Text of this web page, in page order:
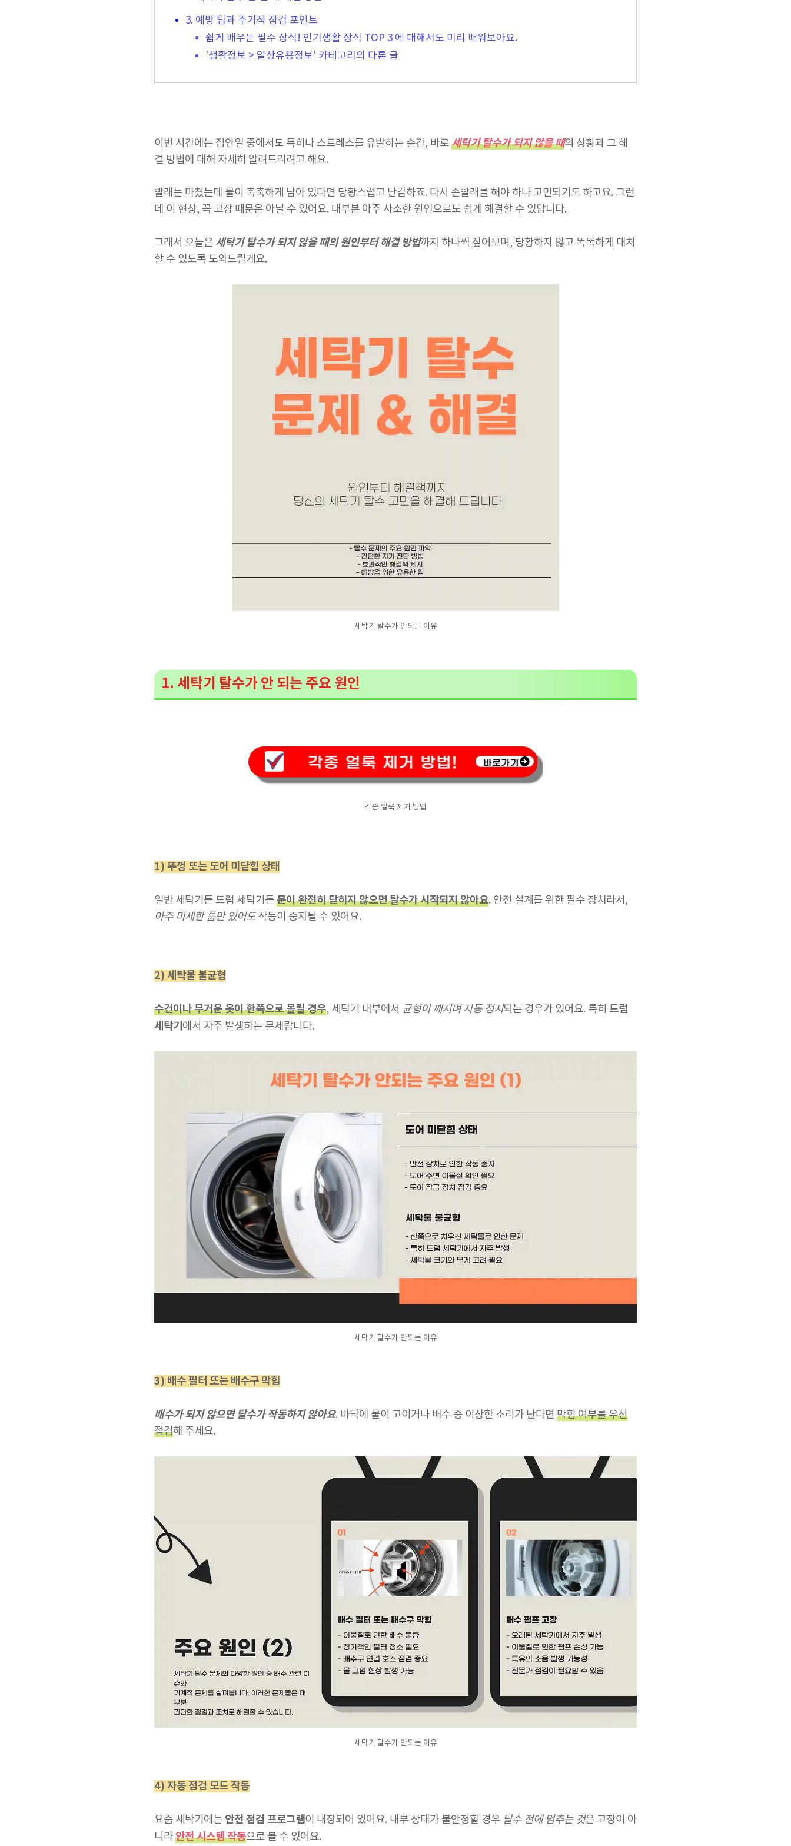
3. 예방 팁과 주기적 점검 포인트
쉽게 배우는 필수 상식! 인기생활 상식 TOP 3 에 대해서도 미리 배워보아요.
'생활정보 > 일상유용정보' 카테고리의 다른 글
이번 시간에는 집안일 중에서도 특히나 스트레스를 유발하는 순간, 바로세탁기 탈수가 되지 않을 때의 상황과 그 해
결 방법에 대해 자세히 알려드리려고 해요.
빨래는 마쳤는데 물이 축축하게 남아 있다면 당황스럽고 난감하죠. 다시 손빨래를 해야 하나 고민되기도 하고요. 그런
데 이 현상, 꼭 고장 때문은 아닐 수 있어요. 대부분 아주 사소한 원인으로도 쉽게 해결할 수 있답니다.
그래서 오늘은 세탁기 탈수가 되지 않을 때의 원인부터 해결 방법까지 하나씩 짚어보며, 당황하지 않고 똑똑하게 대처
할 수 있도록 도와드릴게요.
세탁기 탈수가 안되는 이유
1. 세탁기 탈수가 안 되는 주요 원인
각종 얼룩 제거 방법
1) 뚜껑 또는 도어 미닫힘 상태
일반 세탁기든 드럼 세탁기든문이 완전히 닫히지 않으면 탈수가 시작되지 않아요. 안전 설계를 위한 필수 장치라서,
아주 미세한 틈만 있어도작동이 중지될 수 있어요.
2) 세탁물 불균형
수건이나 무거운 옷이 한쪽으로 몰릴 경우, 세탁기 내부에서 균형이 깨지며 자동 정지되는 경우가 있어요. 특히 드럼
세탁기 에서 자주 발생하는 문제랍니다.
세탁기 탈수가 안되는 이유
3) 배수 필터 또는 배수구 막힘
배수가 되지 않으면 탈수가 작동하지 않아요. 바닥에 물이 고이거나 배수 중 이상한 소리가 난다면 막힘 여부를 우선
점검해 주세요.
세탁기 탈수가 안되는 이유
4) 자동 점검 모드 작동
요즘 세탁기에는 안전 점검 프로그램이 내장되어 있어요. 내부 상태가 불안정할 경우 탈수 전에 멈추는 것은 고장이 아
니라안전 시스템 작동으로 볼 수 있어요.